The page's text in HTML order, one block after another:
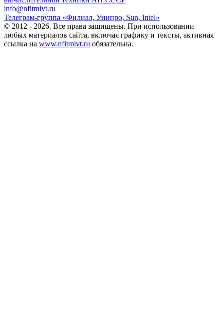
info@nfitmivt.ru
Телеграм-группа «Филиал, Унипро, Sun, Intel»
© 2012 - 2026. Все права защищены. При использовании
любых материалов сайта, включая графику и тексты, активная
ссылка на www.nfitmivt.ru обязательна.